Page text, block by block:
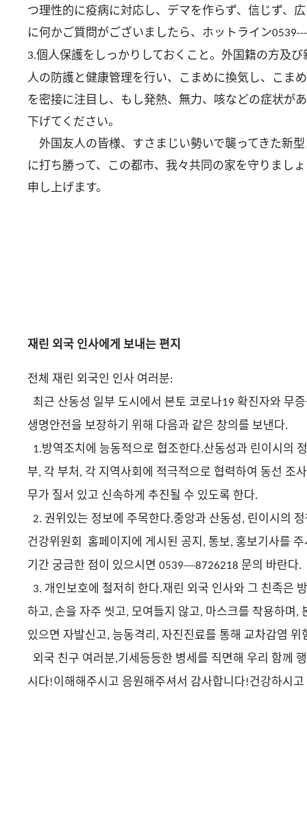
つ理性的に疫病に対応し、デマを作らず、信じず、
に何かご質問がございましたら、ホットライン
3.個人保護をしっかりしておくこと。外国籍の方及
人の防護と健康管理を行い、こまめに換気し、こま
を密接に注目し、もし発熱、無力、咳などの症状が
下げてください。
外国友人の皆様、すさまじい勢いで襲ってきた新
に打ち勝って、この都市、我々共同の家を守りまし
申し上げます。
재 린 외국 인사에게 보내는 편지
전체 재 린 외국인 인사 여러분:
최근 산동성 일부 도시 에서 본토 코로나19 확진자와 무
생명안전을 보장하기 위해 다음과 같은 창의를 보낸다.
1.방역조치에 능동적으로 협조한다.산동성과 린이시의
부, 각 부처 , 각 지역사회에 적극적으로 협력하여 동선 조사
무가 질서 있고 신속하게 추진될 수 있도록 한다.
2. 권위있는 정보에 주목한다.중앙과 산동성, 린이시의
건강위원회
홈페이지에 게시된 공지 , 통보, 홍보기사를
기간 궁금한 점이 있으시면 0539—8726218 문의 바란다.
3. 개인보호에 철저히 한다.재린 외국 인사와 그 친족은
하고, 손을 자주 씻고, 모여들지 않고, 마스크를 착용하며 ,
있으면 자발신고, 능동격리 , 자진진료를 통해 교차감염 위
외국 친구 여러분,기세등등한 병세를 직면해 우리 함께
시다!이해해주시고 응원해주셔서 감사합니다!건강하시